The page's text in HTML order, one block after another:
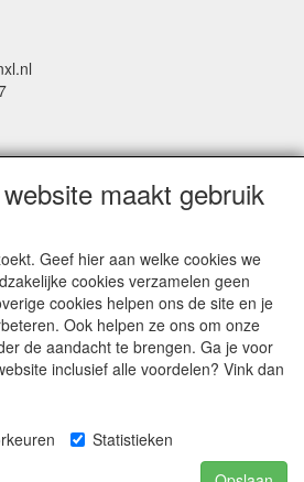
maakt gebruik
Geef hier aan welke cookies we
cookies verzamelen geen
cookies helpen ons de site en je
Ook helpen ze ons om onze
de aandacht te brengen. Ga je voor
inclusief alle voordelen? Vink dan
Statistieken